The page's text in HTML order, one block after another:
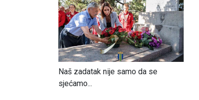
Naš zadatak nije samo da se
sjećamo...